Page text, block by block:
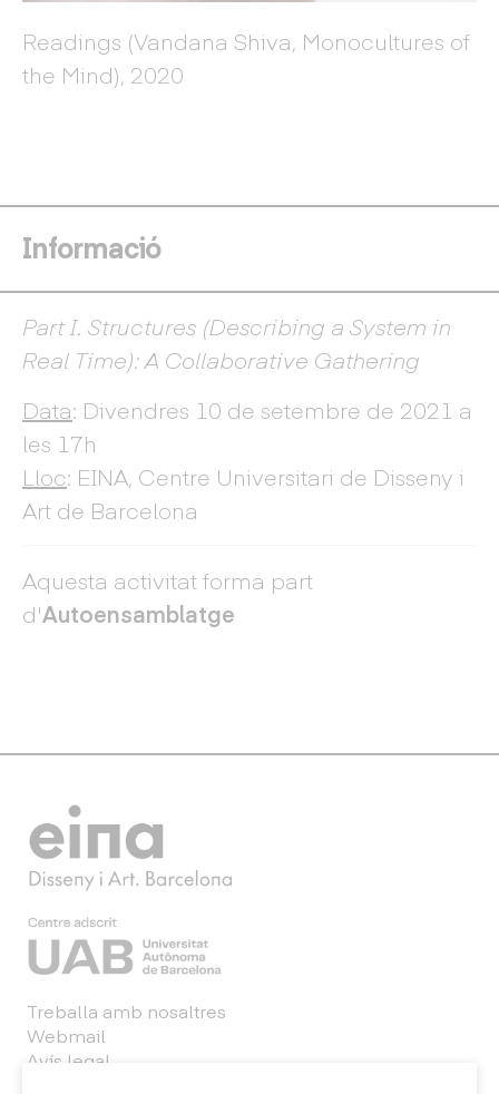
Readings (Vandana Shiva, Monocultures of
the Mind), 2020
Informació
Part I. Structures (Describing a System in
Real Time): A Collaborative Gathering
Data: Divendres 10 de setembre de 2021 a
les 17h
Lloc: EINA, Centre Universitari de Disseny i
Art de Barcelona
Aquesta activitat forma part
d'Autoensamblatge
Treballa amb nosaltres
Webmail
Avís legal